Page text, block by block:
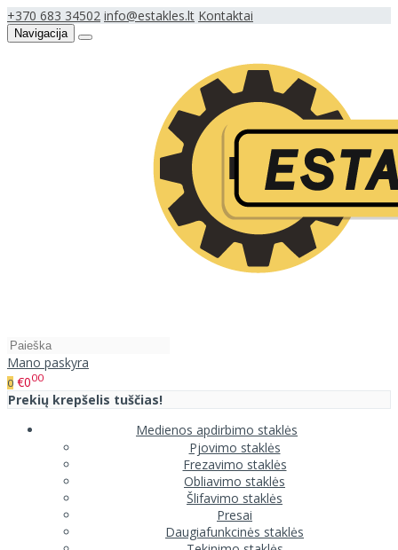
+370 683 34502 info@estakles.lt Kontaktai
Navigacija
Mano paskyra
0 €000
Prekių krepšelis tuščias!
Medienos apdirbimo staklės
Pjovimo staklės
Frezavimo staklės
Obliavimo staklės
Šlifavimo staklės
Presai
Daugiafunkcinės staklės